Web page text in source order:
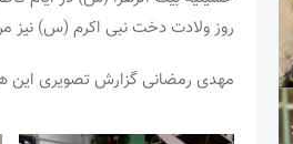
روز ولادت دخت نبی اکرم (س) نیز
مهدی رمضانی گزارش تصویری این